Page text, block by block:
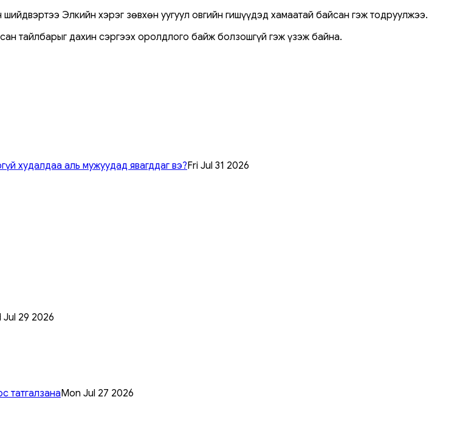
Элкийн хэрэг зөвхөн уугуул овгийн гишүүдэд хамаатай байсан гэж тодруулжээ.
тайлбарыг дахин сэргээх оролдлого байж болзошгүй гэж үзэж байна.
худалдаа аль мужуудад явагддаг вэ?Fri Jul 31 2026
Jul 29 2026
татгалзанаMon Jul 27 2026